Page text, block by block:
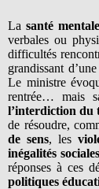
Lasanté mentale
verbales ou
difficultés
grandissant
Le ministre
rentrée… mais
l’interdiction du
de résoudre,
de sens, les
inégalités sociales
réponses à ces
politiques